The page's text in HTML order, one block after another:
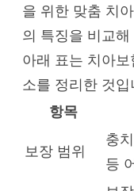
을 위한 맞춤 치
의 특징을 비교
아래 표는 치아
소를 정리한 것입
항목
보장 범위
충
등